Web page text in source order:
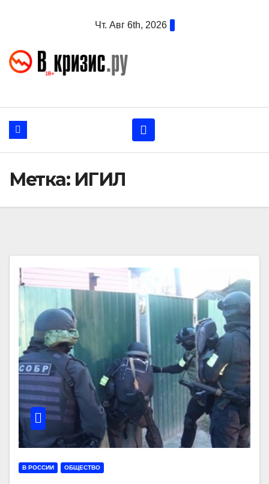
Чт. Авг 6th, 2026
Метка: ИГИЛ
В РОССИИ ОБЩЕСТВО